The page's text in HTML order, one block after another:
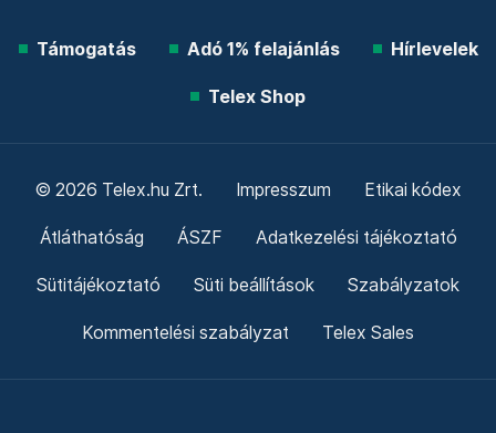
Támogatás Adó 1% felajánlás Hírlevelek
Telex Shop
© 2026 Telex.hu Zrt. Impresszum Etikai kódex
Átláthatóság ÁSZF Adatkezelési tájékoztató
Sütitájékoztató Süti beállítások Szabályzatok
Kommentelési szabályzat Telex Sales